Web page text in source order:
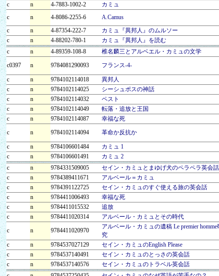
c
n 4-7883-1002-2
カミュ
c
n 4-8086-2255-6
A.Camus
c
n 4-87354-222-7
カミュ『異邦人』のムルソー
c
n 4-88202-780-1
カミュ『異邦人』を読む
c
n 4-89359-108-8
椎名麟三とアルベエル・カミュの文学
c0397
n 9784081290093 フランス-4-
c n 9784102114018
異邦人
c
n 9784102114025
シーシュポスの神話
c
n 9784102114032
ペスト
c
n 9784102114049
転落・追放と王国
c
n 9784102114087
幸福な死
c
n 9784102114094 革命か反抗か
c n 9784106601484
カミュ 1
c
n 9784106601491
カミュ 2
c
n 9784331509005
セイン・カミュとまゆげ犬のペラペラ英会話
c
n 9784389411671
アルベール＝カミュ
c
n 9784391122725
セイン・カミュのすぐ使える旅の英会話
c
n 9784411006493
幸福な死
c
n 9784411015532
追放
c
n 9784411020314
アルベール・カミュとその時代
c
n 9784411020970
アルベール・カミュの遺稿 Le premier homme
究
c
n 9784537027129
セイン・カミュのEnglish Please
c
n 9784537140491
セイン・カミュのとっさの英会話
c
n 9784537140576
セイン・カミュのトラベル英会話